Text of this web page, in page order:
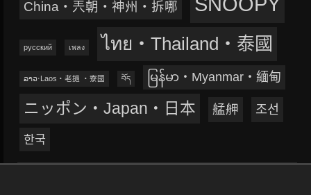
China‧兲朝‧神州‧拆哪
русский เพลง ไทย‧Thailand‧泰國
ລາວ‧Laos‧老撾 ‧寮國 བོད မြန်မာ‧Myanmar‧緬甸
ニッポン‧Japan‧日本 艋舺 조선
한국